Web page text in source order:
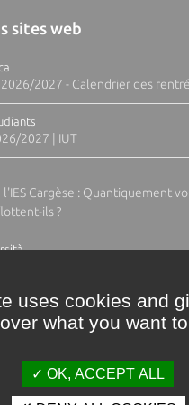
sites web
2027 - Calendrier des
2027 | IUT
l'IES Cargèse : Quantiquement
ils ?
uses cookies and
what you want
OK, ACCEPT ALL